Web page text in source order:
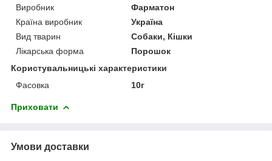
Виробник
Фарматон
Країна виробник
Україна
Вид тварин
Собаки, Кішки
Лікарська форма
Порошок
Користувальницькі характеристики
Фасовка
10г
Приховати
Умови доставки